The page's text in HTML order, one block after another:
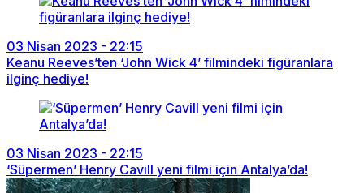
03 Nisan 2023 - 22:15
Keanu Reeves’ten ‘John Wick 4’ filmindeki figüranlara
ilginç hediye!
03 Nisan 2023 - 22:15
‘Süpermen’ Henry Cavill yeni filmi için Antalya’da!